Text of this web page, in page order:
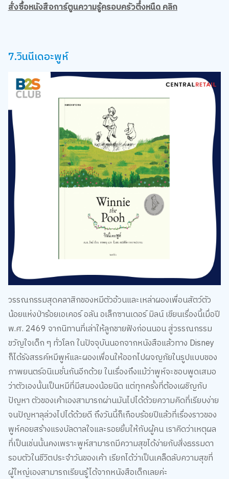
สั่งซื้อหนังสือการ์ตูนความรู้ครอบครัวตึ๋งหนืด คลิก
7.วินนีเดอะพูห์
วรรณกรรมสุดคลาสิกของหมีตัวอ้วนและเหล่าผองเพื่อนสัตว์ตัว
น้อยแห่งป่าร้อยเอเคอร์ อลัน อเล็กซานเดอร์ มิลน์ เขียนเรื่องนี้เมื่อปี
พ.ศ. 2469 จากนิทานที่เล่าให้ลูกชายฟังก่อนนอน สู่วรรณกรรม
ขวัญใจเด็ก ๆ ทั่วโลก ในปัจจุบันนอกจากหนังสือแล้วทาง Disney
ก็ได้รังสรรค์หมีพูห์และผองเพื่อนให้ออกไปผจญภัยในรูปแบบของ
ภาพยนตร์อนิเมชั่นกันอีกด้วย ในเรื่องถึงแม้ว่าพูห์จะชอบพูดเสมอ
ว่าตัวเองนั้นเป็นหมีที่มีสมองน้อยนิด แต่ทุกครั้งที่ต้องเผชิญกับ
ปัญหา ตัวของเค้าเองสามารถผ่านมันไปได้ด้วยความคิดที่เรียบง่าย
จนปัญหาลุล่วงไปได้ด้วยดี ถึงวันนี้ก็เกือบร้อยปีแล้วที่เรื่องราวของ
พูห์คอยสร้างแรงบัลดาลใจและรอยยิ้มให้กับผู้คน เราคิดว่าเหตุผล
ที่เป็นเช่นนั้นคงเพราะพูห์สามารถมีความสุขได้ง่ายกับสิ่งธรรมดา
รอบตัวในชีวิตประจำวันของเค้า เรียกได้ว่าเป็นเคล็ดลับความสุขที่
ผู้ใหญ่เองสามารถเรียนรู้ได้จากหนังสือเด็กเลยค่ะ